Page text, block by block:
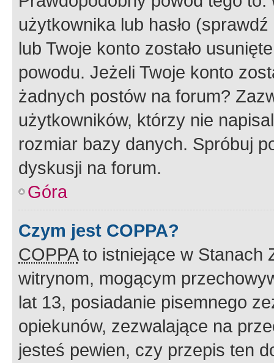
użytkownika lub hasło
lub Twoje konto zostało
powodu. Jeżeli Twoje konto
żadnych postów na forum?
użytkowników, którzy nie
rozmiar bazy danych. Spróbuj
dyskusji na forum.
Góra
Czym jest COPPA?
COPPAto istniejące w Stanach
witrynom, mogącym
lat 13, posiadanie pisemnego
opiekunów, zezwalające na
jesteś pewien, czy przepis ten